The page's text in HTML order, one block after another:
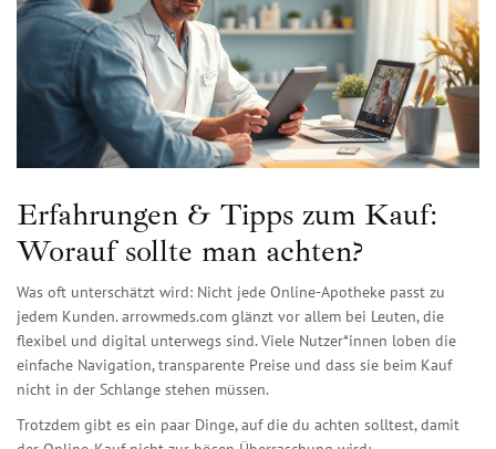
Erfahrungen & Tipps zum Kauf:
Worauf sollte man achten?
Was oft unterschätzt wird: Nicht jede Online-Apotheke passt zu
jedem Kunden. arrowmeds.com glänzt vor allem bei Leuten, die
flexibel und digital unterwegs sind. Viele Nutzer*innen loben die
einfache Navigation, transparente Preise und dass sie beim Kauf
nicht in der Schlange stehen müssen.
Trotzdem gibt es ein paar Dinge, auf die du achten solltest, damit